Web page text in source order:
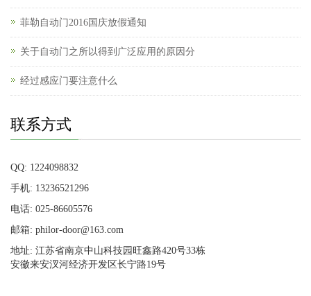
菲勒自动门2016国庆放假通知
关于自动门之所以得到广泛应用的原因分
经过感应门要注意什么
联系方式
QQ: 1224098832
手机: 13236521296
电话: 025-86605576
邮箱: philor-door@163.com
地址: 江苏省南京中山科技园旺鑫路420号33栋
安徽来安汊河经济开发区长宁路19号